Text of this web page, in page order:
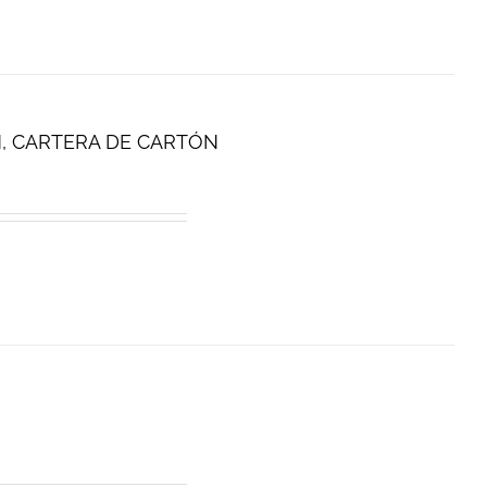
DE CARTÓN